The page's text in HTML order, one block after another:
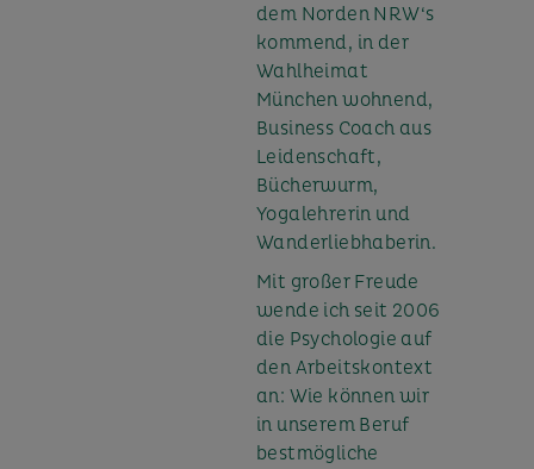
dem Norden NRW‘s
kommend, in der
Wahlheimat
München wohnend,
Business Coach aus
Leidenschaft,
Bücherwurm,
Yogalehrerin und
Wanderliebhaberin.
Mit großer Freude
wende ich seit 2006
die Psychologie auf
den Arbeitskontext
an: Wie können wir
in unserem Beruf
bestmögliche